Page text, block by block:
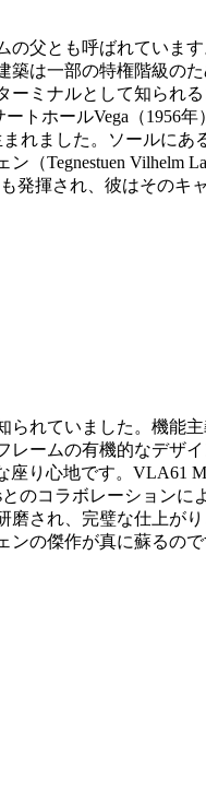
父とも呼ばれていま
は一部の特権階級の
ミナルとして知られ
トホールVega（1956
れました。ソールにあ
（Tegnestuen Vilhelm
発揮され、彼はその
れていました。機能
ームの有機的なデザ
り心地です。VLA61
のコラボレーション
され、完璧な仕上が
の傑作が真に蘇るので